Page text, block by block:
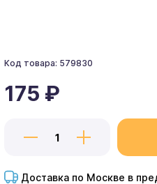
Код товара: 579830
175 ₽
Доставка по Москве в